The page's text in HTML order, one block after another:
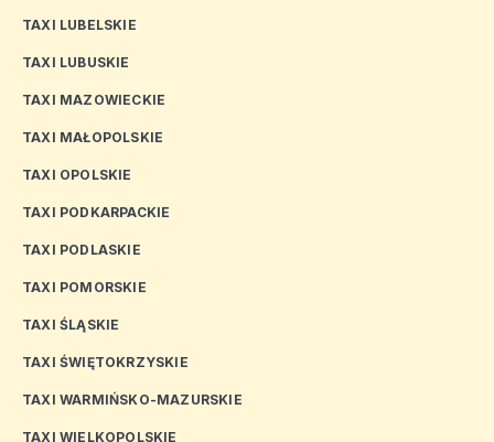
TAXI LUBELSKIE
TAXI LUBUSKIE
TAXI MAZOWIECKIE
TAXI MAŁOPOLSKIE
TAXI OPOLSKIE
TAXI PODKARPACKIE
TAXI PODLASKIE
TAXI POMORSKIE
TAXI ŚLĄSKIE
TAXI ŚWIĘTOKRZYSKIE
TAXI WARMIŃSKO-MAZURSKIE
TAXI WIELKOPOLSKIE